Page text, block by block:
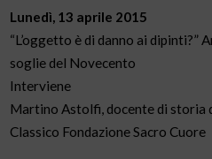
Lunedì, 13 aprile 2015
“L’oggetto è di danno ai
soglie del Novecento
Interviene
Martino Astolfi, docente di storia
Classico Fondazione Sacro Cuore